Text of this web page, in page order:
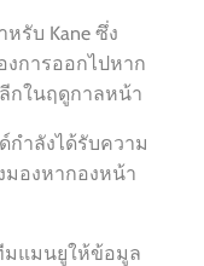
รับ Kane ซึ่ง
การออกไปหาก
กในฤดูกาลหน้า
กำลังได้รับความ
มองหากองหน้า
ทีมแมนยูให้ข้อมูล